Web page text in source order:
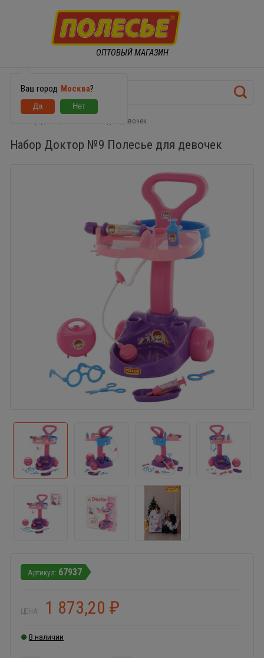
ОПТОВЫЙ МАГАЗИН
Ваш город Москва?
Набор Доктор №9 Полесье для девочек
Набор Доктор №9 Полесье для девочек
67937
ЦЕНА: 1 873,20 ₽
В наличии